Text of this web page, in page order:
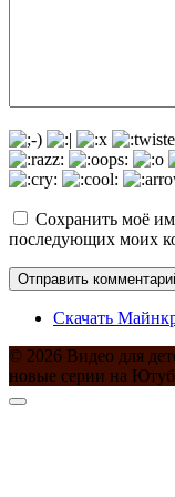
Сохранить моё
последующих моих
Скачать
© 2026 Видео для
новые серии на Ютуб